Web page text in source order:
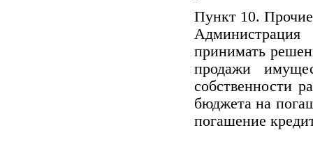
Пункт 10. Прочие
принимать
продажи
собственности
бюджета на
погашение